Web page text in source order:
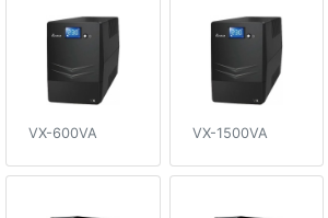
VX-600VA
VX-1500VA